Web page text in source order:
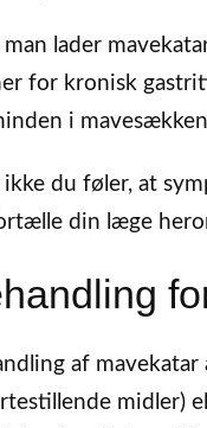
man lader
for kronisk
i
ikke du føler, at
din læge
af
midler)